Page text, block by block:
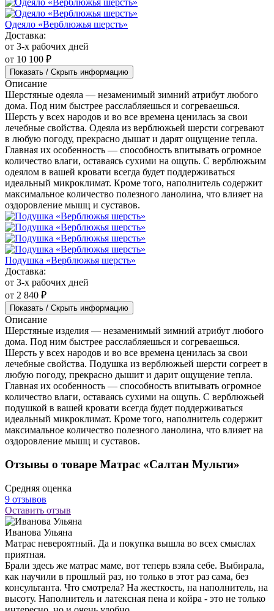
Наматрасник-перина с боковинами
от 2 900 ₽
Показать / Скрыть информацию
Описание
Наматрасник-перина из 100% хлопковой ткани с
гипоаллергенным наполнителем. Обработан ионами серебра.
Лёгкий, приятный к телу, защищает матрас и делает постель
мягче. Есть во всех размерах.
Одеяло «Верблюжья шерсть»
Доставка:
от 3-х рабочих дней
от 10 100 ₽
Описание
Шерстяные одеяла — незаменимый зимний атрибут любого
дома. Под ним быстрее расслабляешься и согреваешься.
Шерсть у всех народов и во все времена ценилась за свои
лечебные свойства. Одеяла из верблюжьей шерсти согревают
в любую погоду, прекрасно дышат и дарят ощущение тепла.
Главная их особенность — способность впитывать огромное
количество влаги, оставаясь сухими на ощупь. С верблюжьим
одеялом в вашей кровати всегда будет поддерживаться
идеальный микроклимат. Кроме того, наполнитель содержит
максимальное количество полезного ланолина, что влияет на
оздоровление мышц и суставов.
Подушка «Верблюжья шерсть»
Доставка:
от 3-х рабочих дней
от 2 840 ₽
Описание
Шерстяные изделия — незаменимый зимний атрибут любого
дома. Под ним быстрее расслабляешься и согреваешься.
лечебные свойства. Подушка из верблюжьей шерсти согреет в
любую погоду, прекрасно дышит и дарит ощущение тепла.
Главная их особенность — способность впитывать огромное
количество влаги, оставаясь сухими на ощупь. С верблюжьей
подушкой в вашей кровати всегда будет поддерживаться
идеальный микроклимат. Кроме того, наполнитель содержит
максимальное количество полезного ланолина, что влияет на
оздоровление мышц и суставов.
Отзывы о товаре Матрас «Салтан Мульти»